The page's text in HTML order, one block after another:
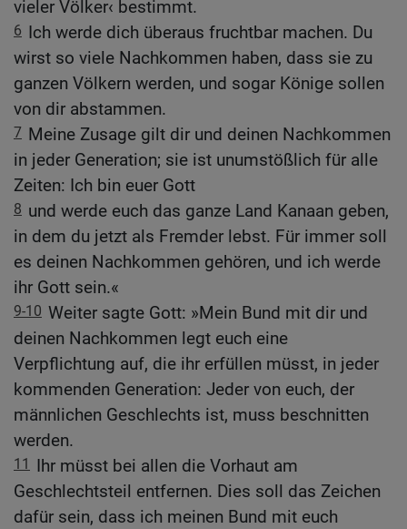
vieler Völker‹ bestimmt.
6 Ich werde dich überaus fruchtbar machen. Du
wirst so viele Nachkommen haben, dass sie zu
ganzen Völkern werden, und sogar Könige sollen
von dir abstammen.
7 Meine Zusage gilt dir und deinen Nachkommen
in jeder Generation; sie ist unumstößlich für alle
Zeiten: Ich bin euer Gott
8 und werde euch das ganze Land Kanaan geben,
in dem du jetzt als Fremder lebst. Für immer soll
es deinen Nachkommen gehören, und ich werde
ihr Gott sein.«
9-10 Weiter sagte Gott: »Mein Bund mit dir und
deinen Nachkommen legt euch eine
Verpflichtung auf, die ihr erfüllen müsst, in jeder
kommenden Generation: Jeder von euch, der
männlichen Geschlechts ist, muss beschnitten
werden.
11
Ihr müsst bei allen die Vorhaut am
Geschlechtsteil entfernen. Dies soll das Zeichen
dafür sein, dass ich meinen Bund mit euch